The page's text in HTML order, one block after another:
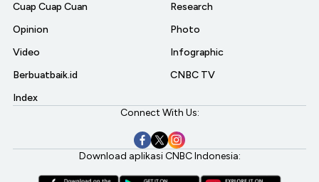
Cuap Cuap Cuan
Opinion
Video
Berbuatbaik.id
Index
Research
Photo
Infographic
CNBC TV
Connect With Us:
Download aplikasi CNBC Indonesia: